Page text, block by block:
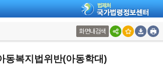
화면내검색
동복지법위반(아동학대)